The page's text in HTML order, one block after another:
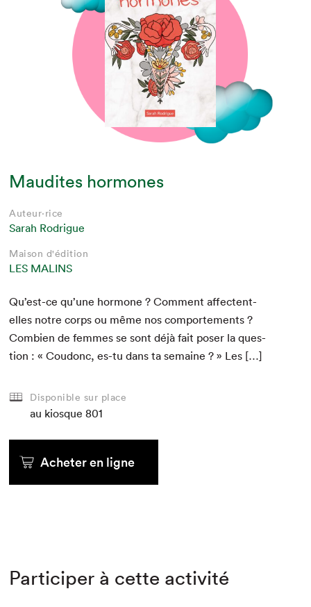
Maudites hormones
Auteur·rice
Sarah Rodrigue
Maison d'édition
LES MALINS
Qu’est-ce qu’une hor­mone ? Com­ment affectent-
elles notre corps ou même nos com­porte­ments ?
Com­bi­en de femmes se sont déjà fait pos­er la ques­
tion : « Coudonc, es-tu dans ta semaine ? » Les […]
Disponible sur place
au kiosque 801
Acheter en ligne
Participer à cette activité